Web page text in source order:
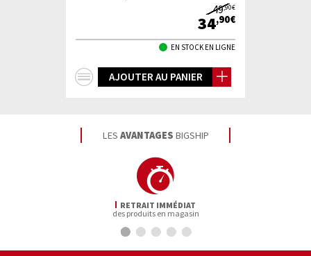
49,90€
34,90€
EN STOCK EN LIGNE
AJOUTER AU PANIER
LES AVANTAGES BIGSHIP
RETRAIT IMMÉDIAT
des produits en magasin